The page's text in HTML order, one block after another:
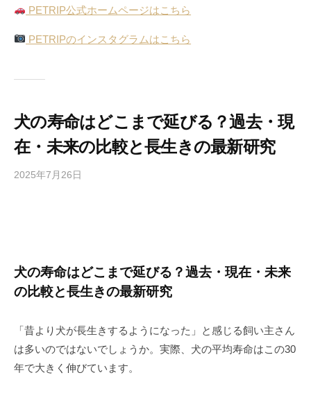
PETRIP公式ホームページはこちら
PETRIPのインスタグラムはこちら
犬の寿命はどこまで延びる？過去・現
在・未来の比較と長生きの最新研究
2025年7月26日
I
P
犬の寿命はどこまで延びる？過去・現在・未来
の比較と長生きの最新研究
「昔より犬が長生きするようになった」と感じる飼い主さん
は多いのではないでしょうか。実際、犬の平均寿命はこの30
年で大きく伸びています。